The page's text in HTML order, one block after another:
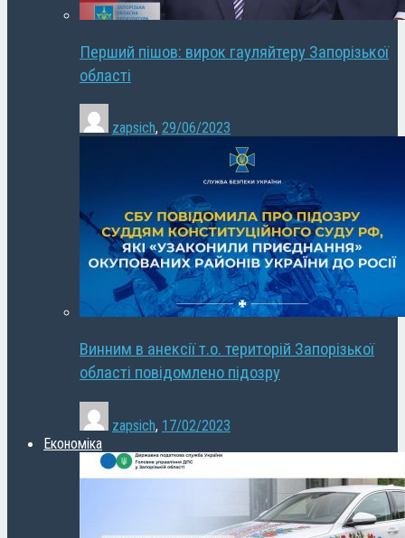
Перший пішов: вирок гауляйтеру Запорізької
області
zapsich, 29/06/2023
Винним в анексії т.о. територій Запорізької
області повідомлено підозру
zapsich, 17/02/2023
Економіка